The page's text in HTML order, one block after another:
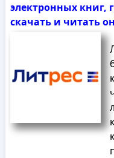
электронных книг,
скачать и читать